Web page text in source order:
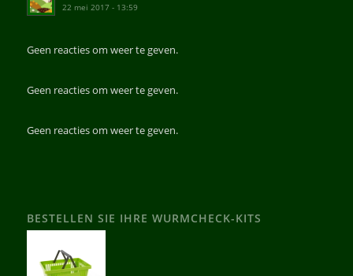
22 mei 2017 - 13:59
Geen reacties om weer te geven.
Geen reacties om weer te geven.
Geen reacties om weer te geven.
BESTELLEN SIE IHRE WURMCHECK-KITS